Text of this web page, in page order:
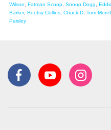
Wilson, Fatman Scoop, Snoop Dogg,
Barker, Bootsy Collins, Chuck D, Tom
Paisley